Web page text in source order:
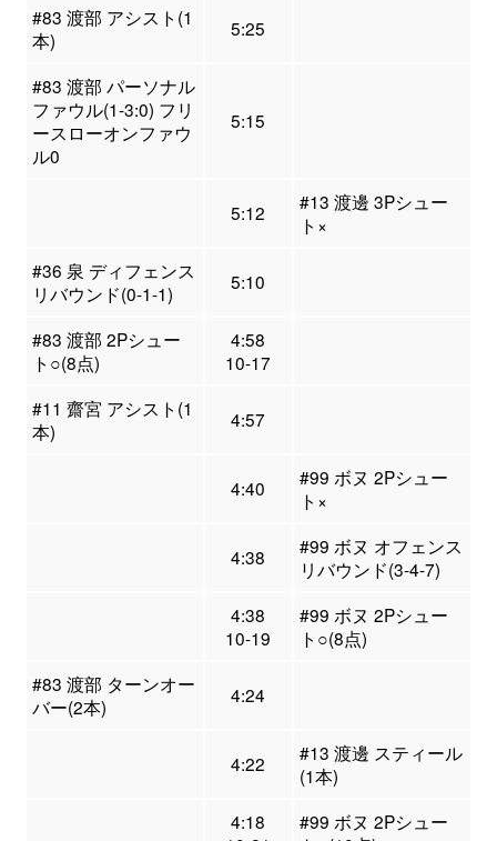
#83 渡部 アシスト(1
本)
5:25
#83 渡部 パーソナル
ファウル(1-3:0) フリ
ースローオンファウ
ル0
5:15
5:12
#13 渡邊 3Pシュー
ト×
#36 泉 ディフェンス
リバウンド(0-1-1)
5:10
#83 渡部 2Pシュー
ト○(8点)
4:58
10-17
#11 齋宮 アシスト(1
本)
4:57
4:40
#99 ボヌ 2Pシュー
ト×
4:38
#99 ボヌ オフェンス
リバウンド(3-4-7)
4:38
10-19
#99 ボヌ 2Pシュー
ト○(8点)
#83 渡部 ターンオー
バー(2本)
4:24
4:22
#13 渡邊 スティール
(1本)
4:18
#99 ボヌ 2Pシュー